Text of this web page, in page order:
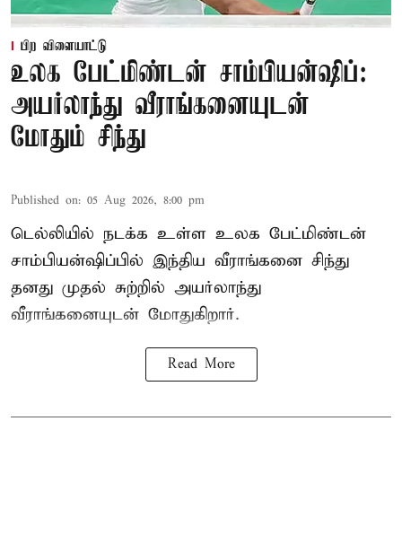
பிற விளையாட்டு
உலக பேட்மிண்டன் சாம்பியன்ஷிப்:
அயர்லாந்து வீராங்கனையுடன்
மோதும் சிந்து
Published on: 05 Aug 2026, 8:00 pm
டெல்லியில் நடக்க உள்ள உலக பேட்மிண்டன்
சாம்பியன்ஷிப்பில் இந்திய வீராங்கனை சிந்து
தனது முதல் சுற்றில் அயர்லாந்து
வீராங்கனையுடன் மோதுகிறார்.
Read More